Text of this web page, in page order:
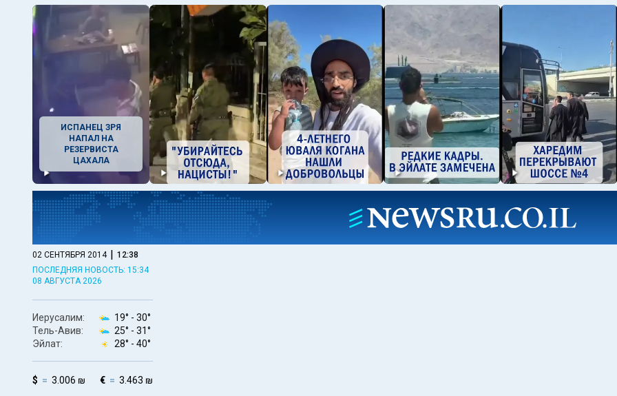
ИСПАНЕЦ ЗРЯ
НАПАЛ НА
РЕЗЕРВИСТА
ЦАХАЛА
02 СЕНТЯБРЯ 2014 | 12:38
ПОСЛЕДНЯЯ НОВОСТЬ: 15:34
08 АВГУСТА 2026
Иерусалим: 19° - 30°
Тель-Авив:
25° - 31°
Эйлат:
28° - 40°
$ 3.006 ₪ € 3.463 ₪